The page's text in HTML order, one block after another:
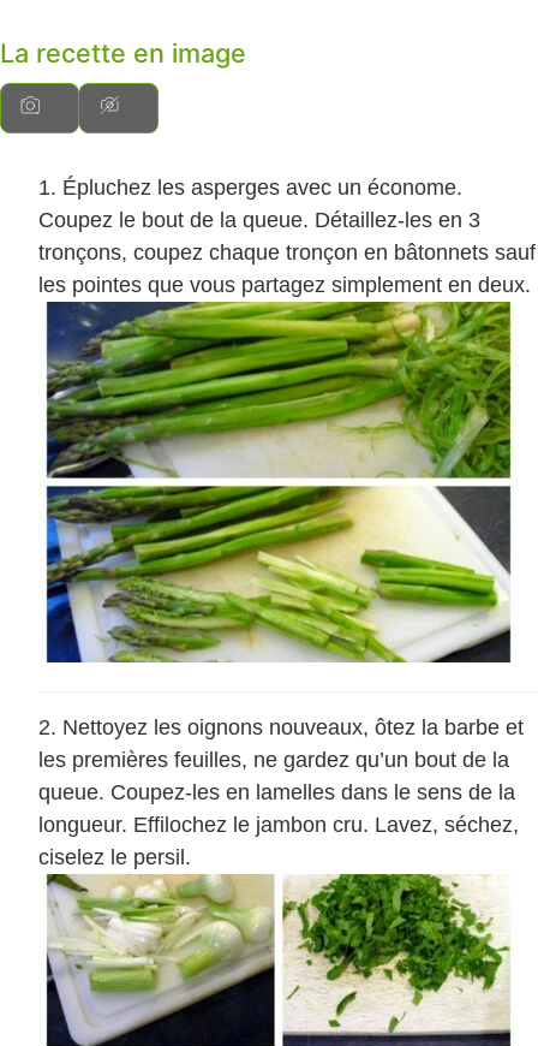
La recette en image
Épluchez les asperges avec un économe.
Coupez le bout de la queue. Détaillez-les en 3
tronçons, coupez chaque tronçon en bâtonnets sauf
les pointes que vous partagez simplement en deux.
Nettoyez les oignons nouveaux, ôtez la barbe et
les premières feuilles, ne gardez qu’un bout de la
queue. Coupez-les en lamelles dans le sens de la
longueur. Effilochez le jambon cru. Lavez, séchez,
ciselez le persil.